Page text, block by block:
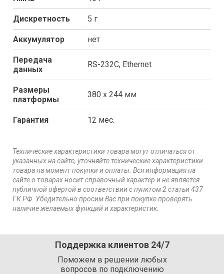
Дискретность 5 г
Аккумулятор нет
Передача
данных
RS-232C, Ethernet
Размеры
платформы
380 х 244 мм
Гарантия 12 мес.
Технические характеристики товара могут отличаться от
указанных на сайте, уточняйте технические характеристики
товара на момент покупки и оплаты. Вся информация на
сайте о товарах носит справочный характер и не является
публичной офертой в соответствии с пунктом 2 статьи 437
ГК РФ. Убедительно просим Вас при покупке проверять
наличие желаемых функций и характеристик.
Поддержка клиентов 24/7
Поможем в решении любых
вопросов по подключению